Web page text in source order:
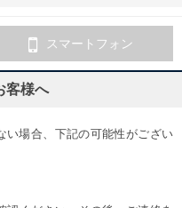
スマートフォン
客様へ
い場合、下記の可能性がござい